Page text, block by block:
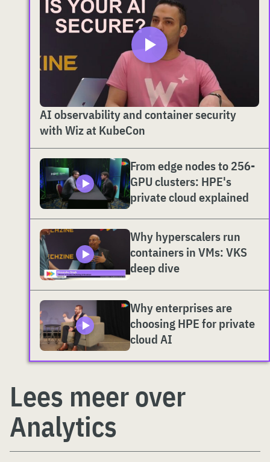
AI observability and container security
with Wiz at KubeCon
From edge nodes to 256-
GPU clusters: HPE's
private cloud explained
Why hyperscalers run
containers in VMs: VKS
deep dive
Why enterprises are
choosing HPE for private
cloud AI
Lees meer over
Analytics